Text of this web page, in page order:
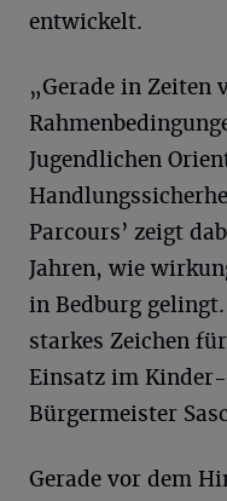
entwickelt.
„Gerade in Zeiten
Jugendlichen
Parcours’ zeigt
Jahren, wie
in Bedburg
starkes Zeichen
Einsatz im
Bürgermeister
Gerade vor dem